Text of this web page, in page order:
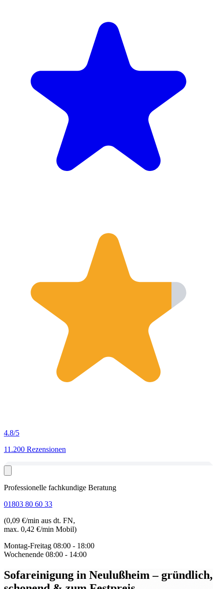
4.8/5
11.200 Rezensionen
Professionelle fachkundige Beratung
01803 80 60 33
(0,09 €/min aus dt. FN,
max. 0,42 €/min Mobil)
Montag-Freitag 08:00 - 18:00
Wochenende 08:00 - 14:00
Sofareinigung in Neulußheim– gründlich,